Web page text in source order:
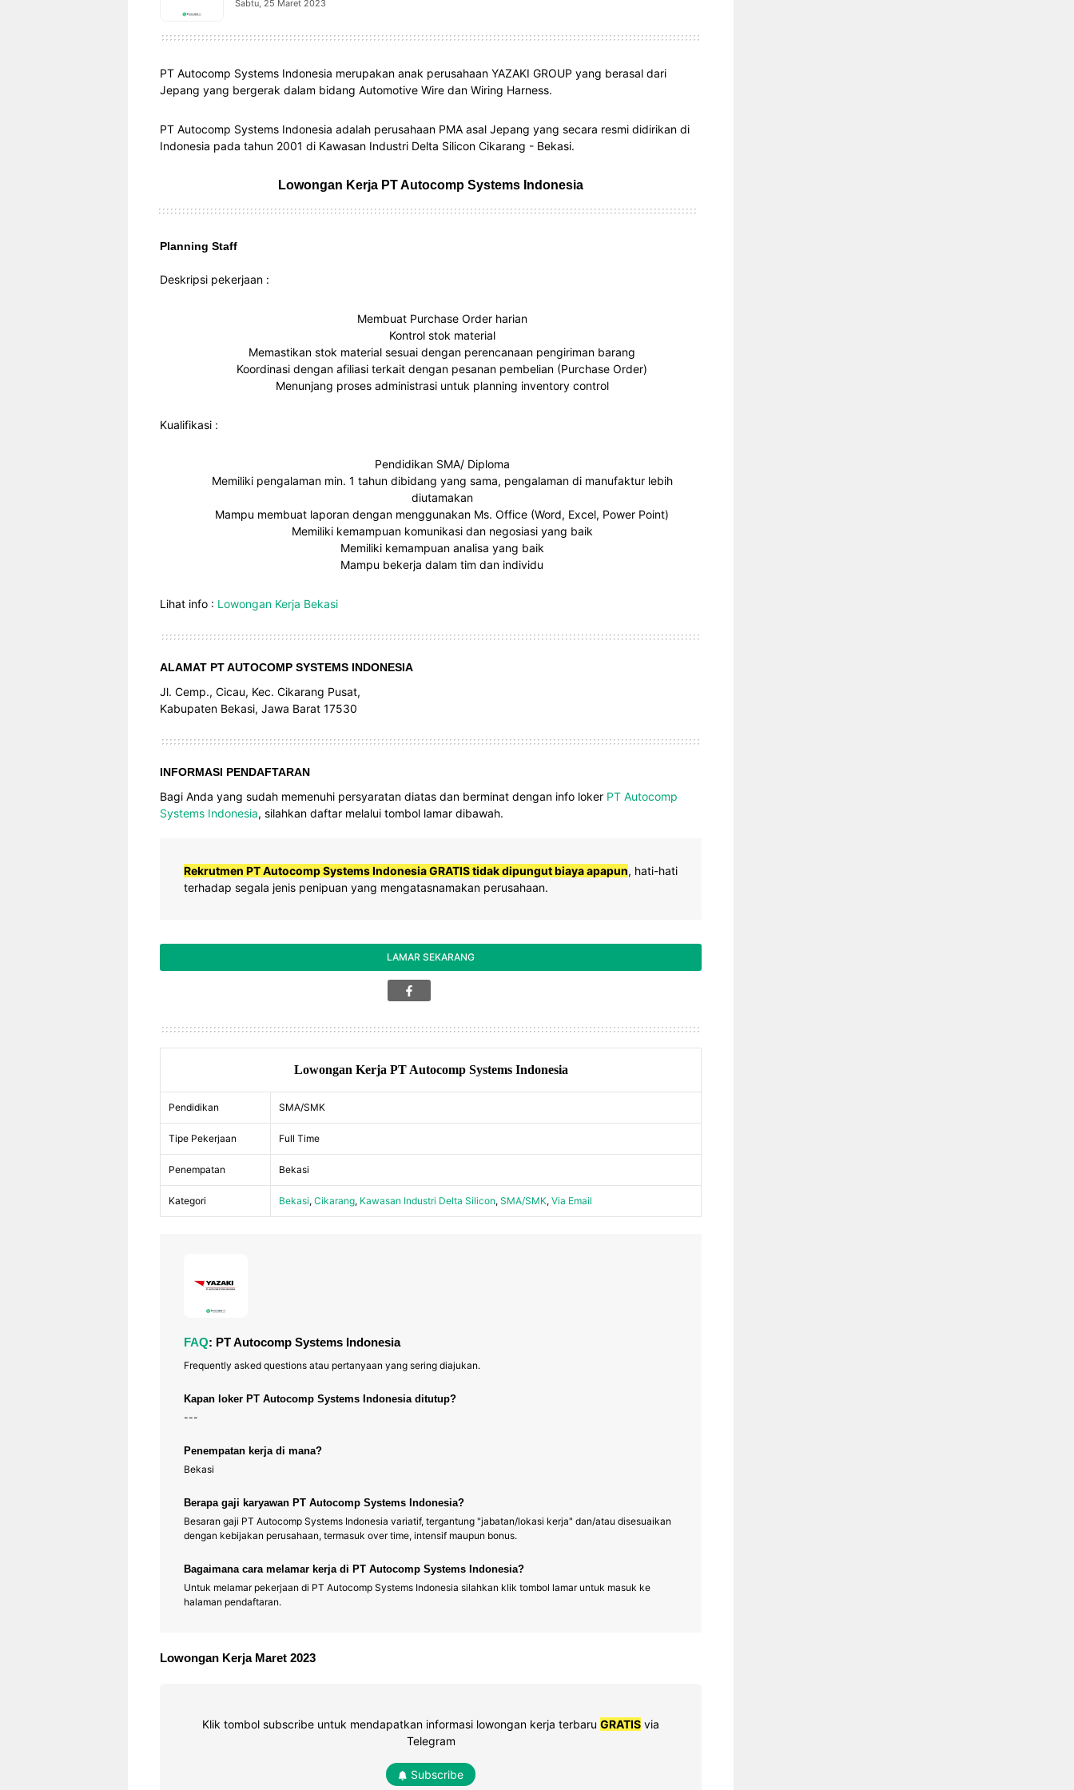
Sabtu, 25 Maret 2023
PT Autocomp Systems Indonesia merupakan anak perusahaan YAZAKI GROUP yang berasal dari
Jepang yang bergerak dalam bidang Automotive Wire dan Wiring Harness.
PT Autocomp Systems Indonesia adalah perusahaan PMA asal Jepang yang secara resmi didirikan di
Indonesia pada tahun 2001 di Kawasan Industri Delta Silicon Cikarang - Bekasi.
Lowongan Kerja PT Autocomp Systems Indonesia
Planning Staff
Deskripsi pekerjaan :
Membuat Purchase Order harian
Kontrol stok material
Memastikan stok material sesuai dengan perencanaan pengiriman barang
Koordinasi dengan afiliasi terkait dengan pesanan pembelian (Purchase Order)
Menunjang proses administrasi untuk planning inventory control
Kualifikasi :
Pendidikan SMA/ Diploma
Memiliki pengalaman min. 1 tahun dibidang yang sama, pengalaman di manufaktur lebih
diutamakan
Mampu membuat laporan dengan menggunakan Ms. Office (Word, Excel, Power Point)
Memiliki kemampuan komunikasi dan negosiasi yang baik
Memiliki kemampuan analisa yang baik
Mampu bekerja dalam tim dan individu
Lihat info : Lowongan Kerja Bekasi
ALAMAT PT AUTOCOMP SYSTEMS INDONESIA
Jl. Cemp., Cicau, Kec. Cikarang Pusat,
Kabupaten Bekasi, Jawa Barat 17530
INFORMASI PENDAFTARAN
Bagi Anda yang sudah memenuhi persyaratan diatas dan berminat dengan info loker PT Autocomp
Systems Indonesia, silahkan daftar melalui tombol lamar dibawah.
Rekrutmen PT Autocomp Systems Indonesia GRATIS tidak dipungut biaya apapun, hati-hati
terhadap segala jenis penipuan yang mengatasnamakan perusahaan.
LAMAR SEKARANG
Lowongan Kerja PT Autocomp Systems Indonesia
Pendidikan SMA/SMK
Tipe Pekerjaan Full Time
Penempatan Bekasi
Kategori Bekasi, Cikarang, Kawasan Industri Delta Silicon, SMA/SMK, Via Email
FAQ: PT Autocomp Systems Indonesia
Frequently asked questions atau pertanyaan yang sering diajukan.
Kapan loker PT Autocomp Systems Indonesia ditutup?
---
Penempatan kerja di mana?
Bekasi
Berapa gaji karyawan PT Autocomp Systems Indonesia?
Besaran gaji PT Autocomp Systems Indonesia variatif, tergantung "jabatan/lokasi kerja" dan/atau disesuaikan
dengan kebijakan perusahaan, termasuk over time, intensif maupun bonus.
Bagaimana cara melamar kerja di PT Autocomp Systems Indonesia?
Untuk melamar pekerjaan di PT Autocomp Systems Indonesia silahkan klik tombol lamar untuk masuk ke
halaman pendaftaran.
Lowongan Kerja Maret 2023
Klik tombol subscribe untuk mendapatkan informasi lowongan kerja terbaru GRATIS via
Telegram
Subscribe